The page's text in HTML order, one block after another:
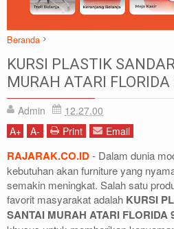
Beranda
Atari
Kursi Plastik
KURSI PLASTIK SANDARAN SANTAI
KURSI PLASTIK
MURAH ATARI FLORIDA
Admin
12.27.00
A+ A- Print Email
RAJARAK.CO.ID- Dalam dunia
kebutuhan akan furniture yang
semakin meningkat. Salah satu
favorit masyarakat adalah KURSI
SANTAI MURAH ATARI FLORIDA